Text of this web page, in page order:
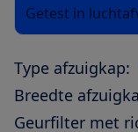
Getest in
Type afzuigkap:
Breedte
Geurfilter met